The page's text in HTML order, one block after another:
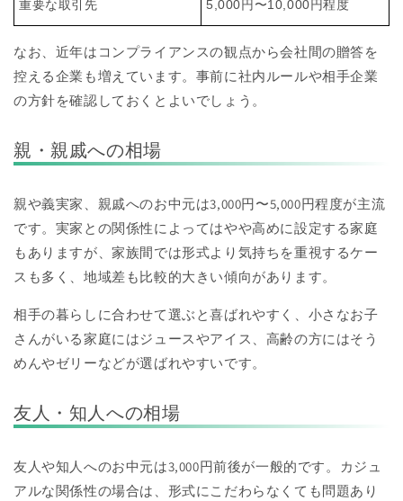
重要な取引先 5,000円〜10,000円程度
なお、近年はコンプライアンスの観点から会社間の贈答を
控える企業も増えています。事前に社内ルールや相手企業
の方針を確認しておくとよいでしょう。
親・親戚への相場
親や義実家、親戚へのお中元は3,000円〜5,000円程度が主流
です。実家との関係性によってはやや高めに設定する家庭
もありますが、家族間では形式より気持ちを重視するケー
スも多く、地域差も比較的大きい傾向があります。
相手の暮らしに合わせて選ぶと喜ばれやすく、小さなお子
さんがいる家庭にはジュースやアイス、高齢の方にはそう
めんやゼリーなどが選ばれやすいです。
友人・知人への相場
友人や知人へのお中元は3,000円前後が一般的です。カジュ
アルな関係性の場合は、形式にこだわらなくても問題あり